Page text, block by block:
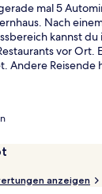
mal 5
Nach
kannst du
vor Ort.
Andere Reisende
den öffentlichen
wenige Schritte
6 Minuten
anzeigen